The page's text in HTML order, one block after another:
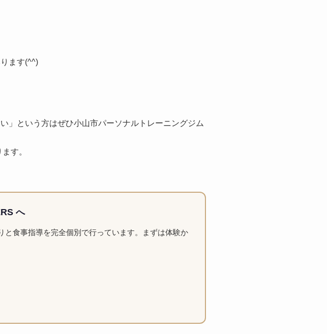
ます(^^)
」という方はぜひ小山市パーソナルトレーニングジム
す。
へ
食事指導を完全個別で行っています。まずは体験か